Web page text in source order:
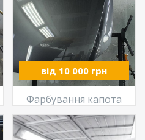
від 10 000 грн
Фарбування капота